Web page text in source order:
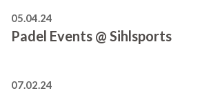
05.04.24
Padel Events @ Sihlsports
07.02.24